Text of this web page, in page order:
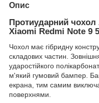
Опис
Протиударний
Xiaomi Redmi Note 9
Чохол має гібридну
складових частин.
ударостійкого
м'який гумовий бампер.
екрана, тим самим
поверхнями.